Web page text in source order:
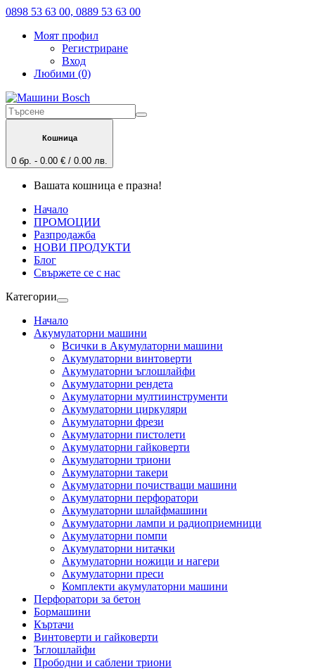
0898 53 63 00, 0889 53 63 00
Моят профил
Регистриране
Вход
Любими (0)
Кошница
0 бр. - 0.00 € / 0.00 лв.
Вашата кошница е празна!
Начало
ПРОМОЦИИ
Разпродажба
НОВИ ПРОДУКТИ
Блог
Свържете се с нас
Категории
Начало
Акумулаторни машини
Всички в Акумулаторни машини
Акумулаторни винтоверти
Акумулаторни ъглошлайфи
Акумулаторни рендета
Акумулаторни мултиинструменти
Акумулаторни циркуляри
Акумулаторни фрези
Акумулаторни пистолети
Акумулаторни гайковерти
Акумулаторни триони
Акумулаторни такери
Акумулаторни почистващи машини
Акумулаторни перфоратори
Акумулаторни шлайфмашини
Акумулаторни лампи и радиоприемници
Акумулаторни помпи
Акумулаторни нитачки
Акумулаторни ножици и нагери
Акумулаторни преси
Комплекти акумулаторни машини
Перфоратори за бетон
Бормашини
Къртачи
Винтоверти и гайковерти
Ъглошлайфи
Прободни и саблени триони